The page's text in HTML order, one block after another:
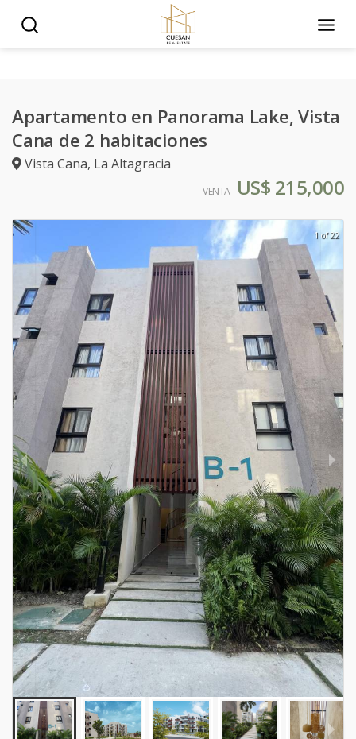
Apartamento en Panorama Lake, Vista
Cana de 2 habitaciones
Vista Cana, La Altagracia
VENTA US$ 215,000
1 of 22